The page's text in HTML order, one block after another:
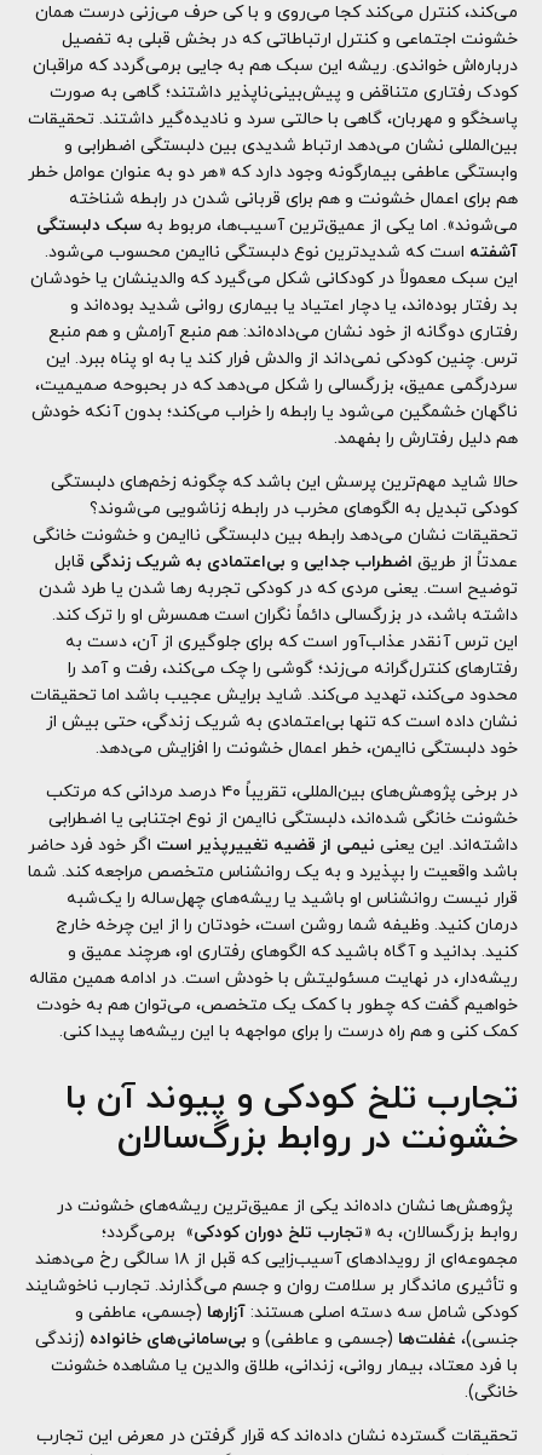
می‌کند، کنترل می‌کند کجا می‌روی و با کی حرف می‌زنی درست همان
خشونت اجتماعی و کنترل ارتباطاتی که در بخش قبلی به تفصیل
درباره‌اش خواندی. ریشه این سبک هم به جایی برمی‌گردد که مراقبان
کودک رفتاری متناقض و پیش‌بینی‌ناپذیر داشتند؛ گاهی به صورت
پاسخگو و مهربان، گاهی با حالتی سرد و نادیده‌گیر داشتند. تحقیقات
بین‌المللی نشان می‌دهد ارتباط شدیدی بین دلبستگی اضطرابی و
وابستگی عاطفی بیمارگونه وجود دارد که «هر دو به عنوان عوامل خطر
هم برای اعمال خشونت و هم برای قربانی شدن در رابطه شناخته
می‌شوند». اما یکی از عمیق‌ترین آسیب‌ها، مربوط به سبک دلبستگی
آشفته است که شدیدترین نوع دلبستگی ناایمن محسوب می‌شود.
این سبک معمولاً در کودکانی شکل می‌گیرد که والدینشان یا خودشان
بد رفتار بوده‌اند، یا دچار اعتیاد یا بیماری روانی شدید بوده‌اند و
رفتاری دوگانه از خود نشان می‌داده‌اند: هم منبع آرامش و هم منبع
ترس. چنین کودکی نمی‌داند از والدش فرار کند یا به او پناه ببرد. این
سردرگمی عمیق، بزرگسالی را شکل می‌دهد که در بحبوحه صمیمیت،
ناگهان خشمگین می‌شود یا رابطه را خراب می‌کند؛ بدون آنکه خودش
هم دلیل رفتارش را بفهمد.
حالا شاید مهم‌ترین پرسش این باشد که چگونه زخم‌های دلبستگی
کودکی تبدیل به الگوهای مخرب در رابطه زناشویی می‌شوند؟
تحقیقات نشان می‌دهد رابطه بین دلبستگی ناایمن و خشونت خانگی
عمدتاً از طریق اضطراب جدایی و بی‌اعتمادی به شریک زندگی قابل
توضیح است. یعنی مردی که در کودکی تجربه رها شدن یا طرد شدن
داشته باشد، در بزرگسالی دائماً نگران است همسرش او را ترک کند.
این ترس آنقدر عذاب‌آور است که برای جلوگیری از آن، دست به
رفتارهای کنترل‌گرانه می‌زند؛ گوشی را چک می‌کند، رفت و آمد را
محدود می‌کند، تهدید می‌کند. شاید برایش عجیب باشد اما تحقیقات
نشان داده است که تنها بی‌اعتمادی به شریک زندگی، حتی بیش از
خود دلبستگی ناایمن، خطر اعمال خشونت را افزایش می‌دهد.
در برخی پژوهش‌های بین‌المللی، تقریباً ۴۰ درصد مردانی که مرتکب
خشونت خانگی شده‌اند، دلبستگی ناایمن از نوع اجتنابی یا اضطرابی
داشته‌اند. این یعنی نیمی از قضیه تغییرپذیر است اگر خود فرد حاضر
باشد واقعیت را بپذیرد و به یک روانشناس متخصص مراجعه کند. شما
قرار نیست روانشناس او باشید یا ریشه‌های چهل‌ساله را یک‌شبه
درمان کنید. وظیفه شما روشن است، خودتان را از این چرخه خارج
کنید. بدانید و آگاه باشید که الگوهای رفتاری او، هرچند عمیق و
ریشه‌دار، در نهایت مسئولیتش با خودش است. در ادامه همین مقاله
خواهیم گفت که چطور با کمک یک متخصص، می‌توان هم به خودت
کمک کنی و هم راه درست را برای مواجهه با این ریشه‌ها پیدا کنی.
تجارب تلخ کودکی و پیوند آن با
خشونت در روابط بزرگ‌سالان
پژوهش‌ها نشان داده‌اند یکی از عمیق‌ترین ریشه‌های خشونت در
روابط بزرگسالان، به «تجارب تلخ دوران کودکی» برمی‌گردد؛
مجموعه‌ای از رویدادهای آسیب‌زایی که قبل از ۱۸ سالگی رخ می‌دهند
و تأثیری ماندگار بر سلامت روان و جسم می‌گذارند. تجارب ناخوشایند
کودکی شامل سه دسته اصلی هستند: آزارها (جسمی، عاطفی و
جنسی)، غفلت‌ها (جسمی و عاطفی) و بی‌سامانی‌های خانواده (زندگی
با فرد معتاد، بیمار روانی، زندانی، طلاق والدین یا مشاهده خشونت
خانگی).
تحقیقات گسترده نشان داده‌اند که قرار گرفتن در معرض این تجارب